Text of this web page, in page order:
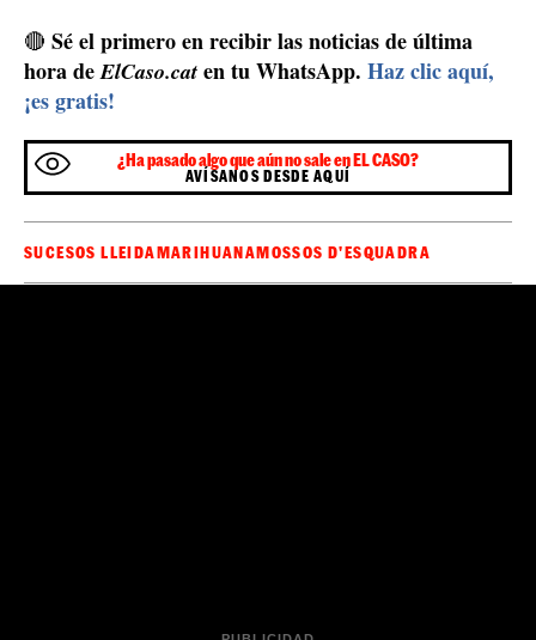
🔴 Sé el primero en recibir las noticias de última
hora deElCaso.cat en tu WhatsApp. Haz clic aquí,
¡es gratis!
¿Ha pasado algo que aún no sale en EL CASO?
AVÍSANOS DESDE AQUÍ
SUCESOS LLEIDAMARIHUANAMOSSOS D'ESQUADRA